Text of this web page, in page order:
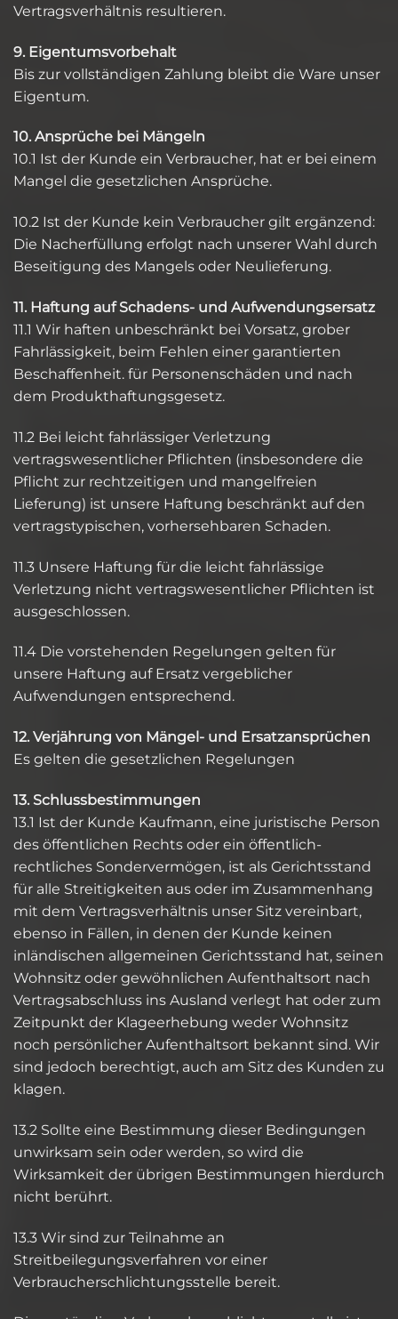
Vertragsverhältnis resultieren.
9. Eigentumsvorbehalt
Bis zur vollständigen Zahlung bleibt die Ware unser
Eigentum.
10. Ansprüche bei Mängeln
10.1 Ist der Kunde ein Verbraucher, hat er bei einem
Mangel die gesetzlichen Ansprüche.
10.2 Ist der Kunde kein Verbraucher gilt ergänzend:
Die Nacherfüllung erfolgt nach unserer Wahl durch
Beseitigung des Mangels oder Neulieferung.
11. Haftung auf Schadens- und Aufwendungsersatz
11.1 Wir haften unbeschränkt bei Vorsatz, grober
Fahrlässigkeit, beim Fehlen einer garantierten
Beschaffenheit. für Personenschäden und nach
dem Produkthaftungsgesetz.
11.2 Bei leicht fahrlässiger Verletzung
vertragswesentlicher Pflichten (insbesondere die
Pflicht zur rechtzeitigen und mangelfreien
Lieferung) ist unsere Haftung beschränkt auf den
vertragstypischen, vorhersehbaren Schaden.
11.3 Unsere Haftung für die leicht fahrlässige
Verletzung nicht vertragswesentlicher Pflichten ist
ausgeschlossen.
11.4 Die vorstehenden Regelungen gelten für
unsere Haftung auf Ersatz vergeblicher
Aufwendungen entsprechend.
12. Verjährung von Mängel- und Ersatzansprüchen
Es gelten die gesetzlichen Regelungen
13. Schlussbestimmungen
13.1 Ist der Kunde Kaufmann, eine juristische Person
des öffentlichen Rechts oder ein öffentlich-
rechtliches Sondervermögen, ist als Gerichtsstand
für alle Streitigkeiten aus oder im Zusammenhang
mit dem Vertragsverhältnis unser Sitz vereinbart,
ebenso in Fällen, in denen der Kunde keinen
inländischen allgemeinen Gerichtsstand hat, seinen
Wohnsitz oder gewöhnlichen Aufenthaltsort nach
Vertragsabschluss ins Ausland verlegt hat oder zum
Zeitpunkt der Klageerhebung weder Wohnsitz
noch persönlicher Aufenthaltsort bekannt sind. Wir
sind jedoch berechtigt, auch am Sitz des Kunden zu
klagen.
13.2 Sollte eine Bestimmung dieser Bedingungen
unwirksam sein oder werden, so wird die
Wirksamkeit der übrigen Bestimmungen hierdurch
nicht berührt.
13.3 Wir sind zur Teilnahme an
Streitbeilegungsverfahren vor einer
Verbraucherschlichtungsstelle bereit.